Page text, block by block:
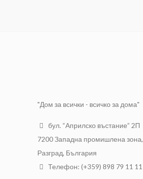
"Дом за всички - всичко за дома"
бул. “Априлско въстание” 2П
7200 Западна промишлена зона,
Разград, България
Телефон: (+359) 898 79 11 11